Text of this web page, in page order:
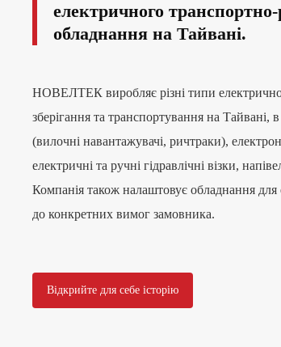
електричного
обладнання на Тайвані.
НОВЕЛТЕК виробляє різні типи
зберігання та транспортування на
(вилочні навантажувачі, ричтраки),
електричні та ручні гідравлічні візки,
Компанія також налаштовує обладнання для
до конкретних вимог замовника.
Відкрийте для себе історію